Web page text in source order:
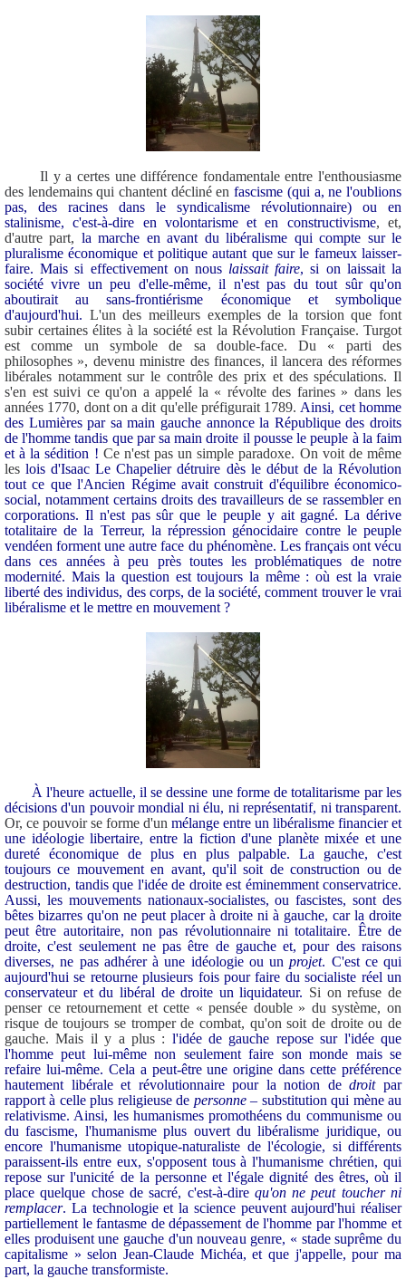
Il y a certes une différence fondamentale entre l'enthousiasme
des lendemains qui chantent décliné enfascisme (qui a, ne l'oublions
pas, des racines dans le syndicalisme révolutionnaire) ou en
stalinisme, c'est-à-dire en volontarisme et en constructivisme, et,
d'autre part, la marche en avant du libéralisme qui compte sur le
pluralisme économique et politique autant que sur le fameux laisser-
faire. Mais si effectivement on nous laissait faire, si on laissait la
société vivre un peu d'elle-même, il n'est pas du tout sûr qu'on
aboutirait au sans-frontiérisme économique et symbolique
d'aujourd'hui. L'un des meilleurs exemples de la torsion que font
subir certaines élites à la société est la Révolution Française. Turgot
est comme un symbole de sa double-face. Du « parti des
philosophes », devenu ministre des finances, il lancera des réformes
libérales notamment sur le contrôle des prix et des spéculations. Il
s'en est suivi ce qu'on a appelé la « révolte des farines » dans les
années 1770, dont on a dit qu'elle préfigurait 1789. Ainsi, cet homme
des Lumières par sa main gauche annonce la République des droits
de l'homme tandis que par sa main droite il pousse le peuple à la faim
et à la sédition ! Ce n'est pas un simple paradoxe. On voit de même
leslois d'Isaac Le Chapelier détruire dès le début de la Révolution
tout ce que l'Ancien Régime avait construit d'équilibre économico-
social, notamment certains droits des travailleurs de se rassembler en
corporations. Il n'est pas sûr que le peuple y ait gagné. La dérive
totalitaire de la Terreur, la répression génocidaire contre le peuple
vendéen forment une autre face du phénomène. Les français ont vécu
dans ces années à peu près toutes les problématiques de notre
modernité. Mais la question est toujours la même : où est la vraie
liberté des individus, des corps, de la société, comment trouver le vrai
libéralisme et le mettre en mouvement ?
À l'heure actuelle, il se dessine une forme de totalitarisme par les
décisions d'un pouvoir mondial ni élu, ni représentatif, ni transparent.
Or, ce pouvoir se forme d'un mélange entre un libéralisme financier et
une idéologie libertaire, entre la fiction d'une planète mixée et une
dureté économique de plus en plus palpable.
La gauche, c'est
toujours ce mouvement en avant, qu'il soit de construction ou de
destruction, tandis que l'idée de droite est éminemment conservatrice.
Aussi, les mouvements nationaux-socialistes, ou fascistes, sont des
bêtes bizarres qu'on ne peut placer à droite ni à gauche, car la droite
peut être autoritaire, non pas révolutionnaire ni totalitaire. Être de
droite, c'est seulement ne pas être de gauche et, pour des raisons
diverses, ne pas adhérer à une idéologie ou unprojet. C'est ce qui
aujourd'hui se retourne plusieurs fois pour faire du socialiste réel un
conservateur et du libéral de droite un liquidateur. Si on refuse de
penser ce retournement et cette « pensée double » du système, on
risque de toujours se tromper de combat, qu'on soit de droite ou de
gauche. Mais il y a plus : l'idée de gauche repose sur l'idée que
l'homme peut lui-même non seulement faire son monde mais se
refaire lui-même. Cela a peut-être une origine dans cette préférence
hautement libérale et révolutionnaire pour la notion dedroitpar
rapport à celle plus religieuse de personne– substitution qui mène au
relativisme. Ainsi, les humanismes promothéens du communisme ou
du fascisme, l'humanisme plus ouvert du libéralisme juridique, ou
encore l'humanisme utopique-naturaliste de l'écologie, si différents
paraissent-ils entre eux, s'opposent tous à l'humanisme chrétien, qui
repose sur l'unicité de la personne et l'égale dignité des êtres, où il
place quelque chose de sacré, c'est-à-dire qu'on ne peut toucher ni
remplacer. La technologie et la science peuvent aujourd'hui réaliser
partiellement le fantasme de dépassement de l'homme par l'homme et
elles produisent une gauche d'un nouveau genre, « stade suprême du
capitalisme » selon Jean-Claude Michéa, et que j'appelle, pour ma
part, la gauche transformiste.